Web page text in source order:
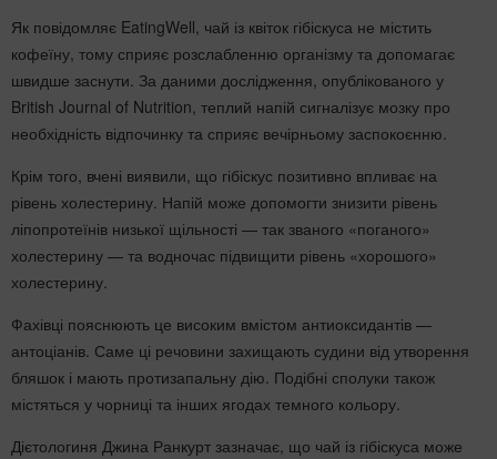
Як повідомляє EatingWell, чай із квіток гібіскуса не містить
кофеїну, тому сприяє розслабленню організму та допомагає
швидше заснути. За даними дослідження, опублікованого у
British Journal of Nutrition, теплий напій сигналізує мозку про
необхідність відпочинку та сприяє вечірньому заспокоєнню.
Крім того, вчені виявили, що гібіскус позитивно впливає на
рівень холестерину. Напій може допомогти знизити рівень
ліпопротеїнів низької щільності — так званого «поганого»
холестерину — та водночас підвищити рівень «хорошого»
холестерину.
Фахівці пояснюють це високим вмістом антиоксидантів —
антоціанів. Саме ці речовини захищають судини від утворення
бляшок і мають протизапальну дію. Подібні сполуки також
містяться у чорниці та інших ягодах темного кольору.
Дієтологиня Джина Ранкурт зазначає, що чай із гібіскуса може